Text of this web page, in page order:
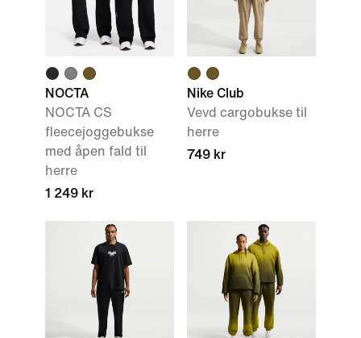
NOCTA
NOCTA CS
fleecejoggebukse
med åpen fald til
herre
1 249 kr
Nike Club
Vevd cargobukse til
herre
749 kr